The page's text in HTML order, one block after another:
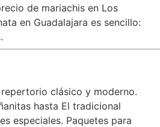
de mariachis en Los
en Guadalajara es sencillo:
clásico y moderno.
hasta El tradicional
especiales. Paquetes para